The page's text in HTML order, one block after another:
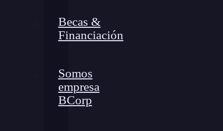
Becas &
Financiación
Somos
empresa
BCorp